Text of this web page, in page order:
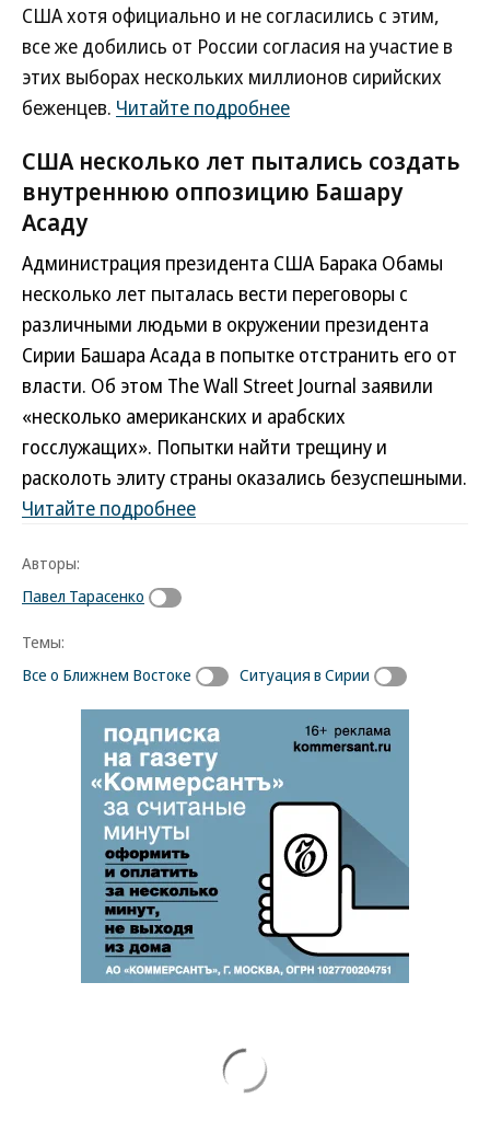
США хотя официально и не согласились с этим,
все же добились от России согласия на участие в
этих выборах нескольких миллионов сирийских
беженцев. Читайте подробнее
США несколько лет пытались создать
внутреннюю оппозицию Башару
Асаду
Администрация президента США Барака Обамы
несколько лет пыталась вести переговоры с
различными людьми в окружении президента
Сирии Башара Асада в попытке отстранить его от
власти. Об этом The Wall Street Journal заявили
«несколько американских и арабских
госслужащих». Попытки найти трещину и
расколоть элиту страны оказались безуспешными.
Читайте подробнее
Авторы:
Павел Тарасенко
Темы:
Все о Ближнем Востоке
Ситуация в Сирии